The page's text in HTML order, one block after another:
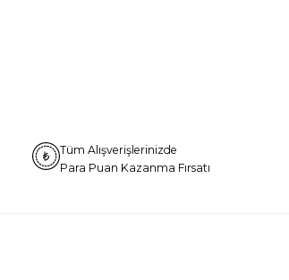
Tüm Alışverişlerinizde
Para Puan Kazanma Fırsatı